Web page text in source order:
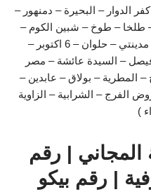
الدوار – البحيرة – دمنهور –
– طلخا – طوخ – شبين الكوم –
قويسنا – مدينة نصر – الرحاب – مدينتي – حلوان – 6 اكتوبر –
فيصل – السيدة عائشة – مصر
– المطرية – بولاق – عابدين –
الفرج – الشرابية – الزاوية
)
المجاني | رقم
| رقم بيكو